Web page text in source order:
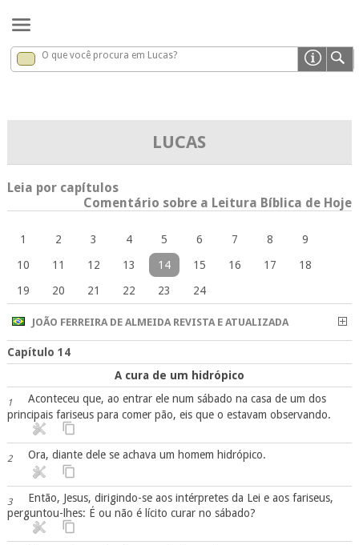
Lucas x
O que você procura em Lucas?
LUCAS
Leia por capítulos
Comentário sobre a Leitura Bíblica de Hoje
1 2 3 4 5 6 7 8
9
10
11 12 13 14 15 16 17
18
19
20 21 22 23 24
JOÃO FERREIRA DE ALMEIDA REVISTA E ATUALIZADA
Capítulo 14
A cura de um hidrópico
1
Aconteceu que, ao entrar ele num sábado na casa de um dos
principais fariseus para comer pão, eis que o estavam observando.
2 Ora, diante dele se achava um homem hidrópico.
3
Então, Jesus, dirigindo-se aos intérpretes da Lei e aos fariseus,
perguntou-lhes: É ou não é lícito curar no sábado?